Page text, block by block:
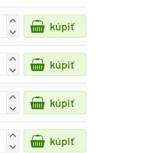
+
-
kúpiť
+
-
kúpiť
+
-
kúpiť
+
-
kúpiť